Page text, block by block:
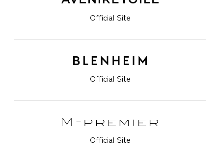
Official Site
Official Site
Official Site